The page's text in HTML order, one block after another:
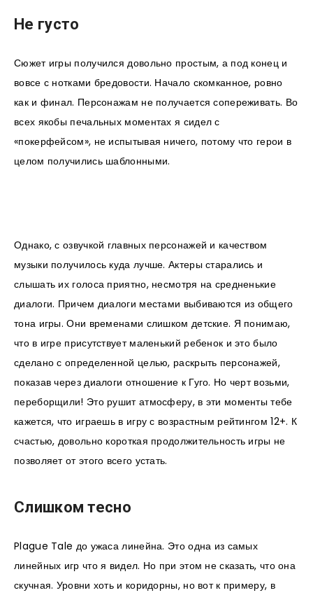
Не густо
Сюжет игры получился довольно простым, а под конец и
вовсе с нотками бредовости. Начало скомканное, ровно
как и финал. Персонажам не получается сопереживать. Во
всех якобы печальных моментах я сидел с
«покерфейсом», не испытывая ничего, потому что герои в
целом получились шаблонными.
Однако, с озвучкой главных персонажей и качеством
музыки получилось куда лучше. Актеры старались и
слышать их голоса приятно, несмотря на средненькие
диалоги. Причем диалоги местами выбиваются из общего
тона игры. Они временами слишком детские. Я понимаю,
что в игре присутствует маленький ребенок и это было
сделано с определенной целью, раскрыть персонажей,
показав через диалоги отношение к Гуго. Но черт возьми,
переборщили! Это рушит атмосферу, в эти моменты тебе
кажется, что играешь в игру с возрастным рейтингом 12+. К
счастью, довольно короткая продолжительность игры не
позволяет от этого всего устать.
Слишком тесно
Plague Tale до ужаса линейна. Это одна из самых
линейных игр что я видел. Но при этом не сказать, что она
скучная. Уровни хоть и коридорны, но вот к примеру, в